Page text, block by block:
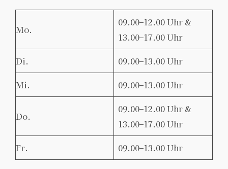
Mo.
09.00–12.00 Uhr &
13.00–17.00 Uhr
Di.
09.00–13.00 Uhr
Mi.
09.00–13.00 Uhr
Do.
09.00–12.00 Uhr &
13.00–17.00 Uhr
Fr.
09.00–13.00 Uhr